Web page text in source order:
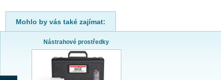
zajišťujeme se společnosti ESSOX
(Komerční banka, a.s.)
Mohlo by vás také zajímat:
Nástrahové prostředky